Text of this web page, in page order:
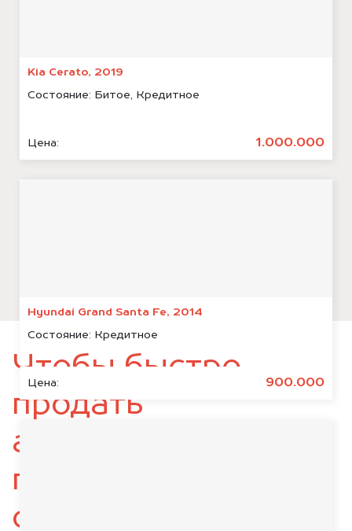
Kia Cerato, 2019
Состояние: Битое, Кредитное
Цена: 1.000.000
Hyundai Grand Santa Fe, 2014
Состояние: Кредитное
Цена: 900.000
Чтобы быстро
продать
автомобиль,
подготовьте
следующие